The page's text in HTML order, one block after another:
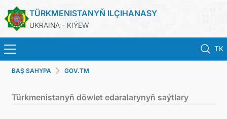
TÜRKMENISTANYŇ ILÇIHANASY
UKRAINA - KIÝEW
TK
HABARLAR
BAŞ SAHYPA GOV.TM
Türkmenistanyň döwlet edaralarynyň saýtlary